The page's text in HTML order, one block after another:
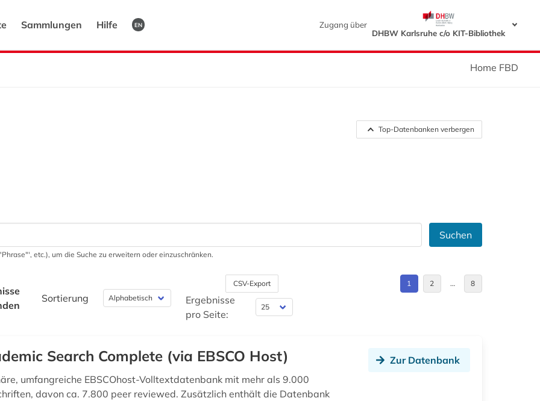
Sammlungen Hilfe EN
Zugang über
DHBW Karlsruhe c/o KIT-Bibliothek
Home FBD
Top-Datenbanken verbergen
Suchen
etc.), um die Suche zu erweitern oder einzuschränken.
Sortierung
CSV-Export
Ergebnisse
pro Seite:
1 2 … 8
Search Complete (via EBSCO Host)
umfangreiche EBSCOhost-Volltextdatenbank mit mehr als 9.000
davon ca. 7.800 peer reviewed. Zusätzlich enthält die Datenbank
Zur Datenbank